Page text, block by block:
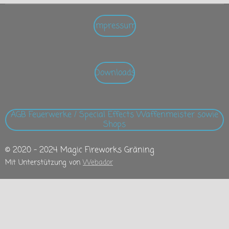
Impressum
Downloads
AGB Feuerwerke / Special Effects Waffenmeister sowie
Shops
© 2020 - 2024 Magic Fireworks Gräning
Mit Unterstützung vonWebador